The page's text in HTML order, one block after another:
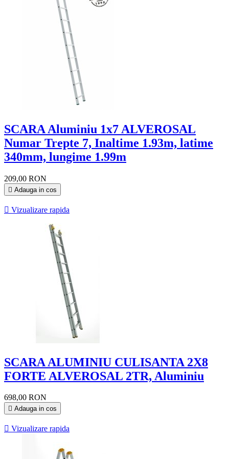
SCARA Aluminiu 1x7 ALVEROSAL
Numar Trepte 7, Inaltime 1.93m, latime
340mm, lungime 1.99m
209,00 RON
 Adauga in cos
 Vizualizare rapida
SCARA ALUMINIU CULISANTA 2X8
FORTE ALVEROSAL 2TR, Aluminiu
698,00 RON
 Adauga in cos
 Vizualizare rapida